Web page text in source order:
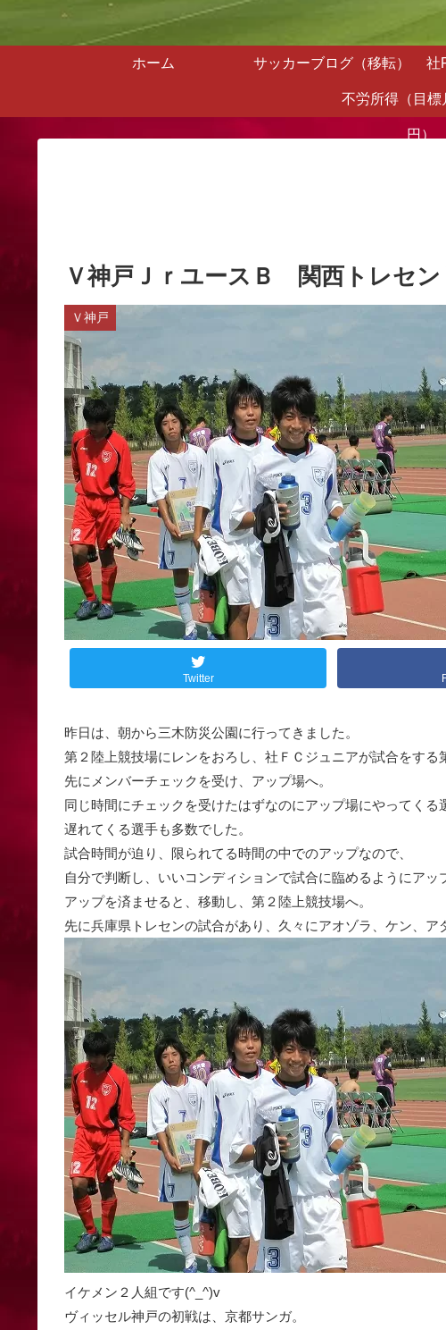
ホーム サッカーブログ（移転） 社
不労所得（目標
円）
Ｖ神戸ＪｒユースＢ 関西トレセン
Ｖ神戸
Twitter
昨日は、朝から三木防災公園に行ってきました。
第２陸上競技場にレンをおろし、社ＦＣジュニアが試合をする
先にメンバーチェックを受け、アップ場へ。
同じ時間にチェックを受けたはずなのにアップ場にやってくる
遅れてくる選手も多数でした。
試合時間が迫り、限られてる時間の中でのアップなので、
自分で判断し、いいコンディションで試合に臨めるようにアッ
アップを済ませると、移動し、第２陸上競技場へ。
先に兵庫県トレセンの試合があり、久々にアオゾラ、ケン、ア
イケメン２人組です(^_^)v
ヴィッセル神戸の初戦は、京都サンガ。